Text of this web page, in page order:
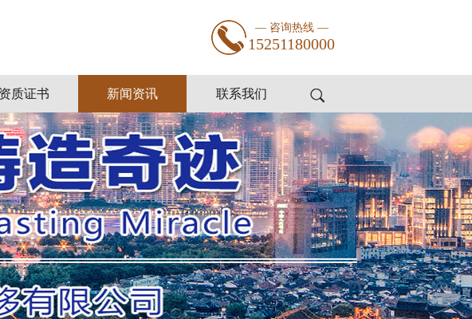
— 咨询热线 —
15251180000
资质证书 新闻资讯 联系我们